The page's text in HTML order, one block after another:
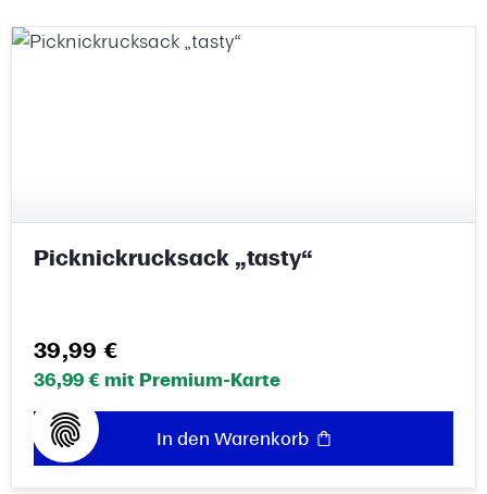
Picknickrucksack „tasty“
Regulärer Preis:
39,99 €
36,99 € mit Premium-Karte
In den Warenkorb